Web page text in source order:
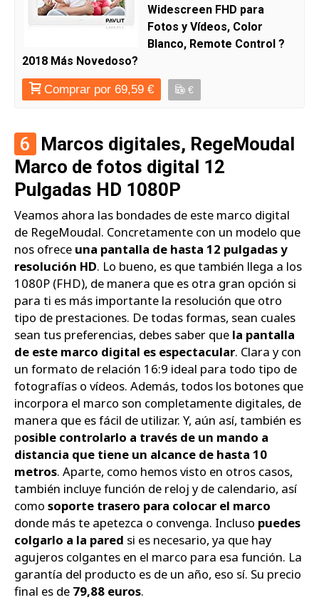
Widescreen FHD para
Fotos y Vídeos, Color
Blanco, Remote Control ?
2018 Más Novedoso?
Comprar por 69,59 € €
6 Marcos digitales, RegeMoudal
Marco de fotos digital 12
Pulgadas HD 1080P
Veamos ahora las bondades de este marco digital
de RegeMoudal. Concretamente con un modelo que
nos ofrece una pantalla de hasta 12 pulgadas y
resolución HD. Lo bueno, es que también llega a los
1080P (FHD), de manera que es otra gran opción si
para ti es más importante la resolución que otro
tipo de prestaciones. De todas formas, sean cuales
sean tus preferencias, debes saber que la pantalla
de este marco digital es espectacular. Clara y con
un formato de relación 16:9 ideal para todo tipo de
fotografías o vídeos. Además, todos los botones que
incorpora el marco son completamente digitales, de
manera que es fácil de utilizar. Y, aún así, también es
posible controlarlo a través de un mando a
distancia que tiene un alcance de hasta 10
metros. Aparte, como hemos visto en otros casos,
también incluye función de reloj y de calendario, así
como soporte trasero para colocar el marco
donde más te apetezca o convenga. Incluso puedes
colgarlo a la pared si es necesario, ya que hay
agujeros colgantes en el marco para esa función. La
garantía del producto es de un año, eso sí. Su precio
final es de 79,88 euros.